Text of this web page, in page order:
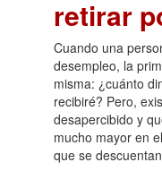
retirar
Cuando una
desempleo, la
misma: ¿cuánto
recibiré? Pero,
desapercibido y
mucho mayor en
que se